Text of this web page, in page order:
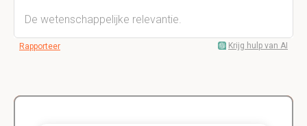
De wetenschappelijke relevantie.
Rapporteer Krijg hulp van AI